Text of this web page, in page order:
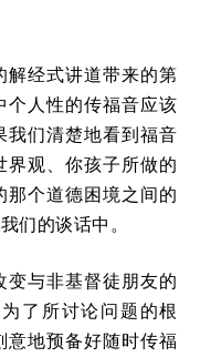
解经式讲道带来的第
个人性的传福音应该
我们清楚地看到福音
观、你孩子所做的
个道德困境之间的
们的谈话中。
与非基督徒朋友的
了所讨论问题的根
意地预备好随时传福